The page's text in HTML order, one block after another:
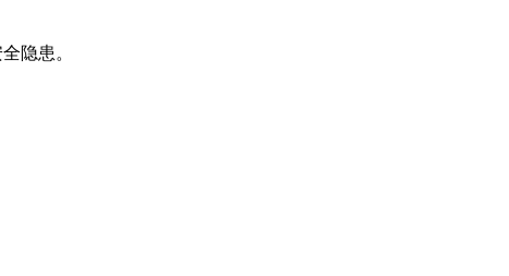
隐患。